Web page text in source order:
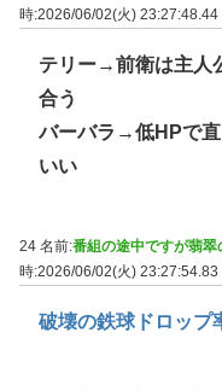
時:2026/06/02(火) 23:27:48.44
テリー→前衛は主人
合う
バーバラ→低HPで
いい
24 名前:番組の途中ですが翡
時:2026/06/02(火) 23:27:54.83
破壊の鉄球ドロップ